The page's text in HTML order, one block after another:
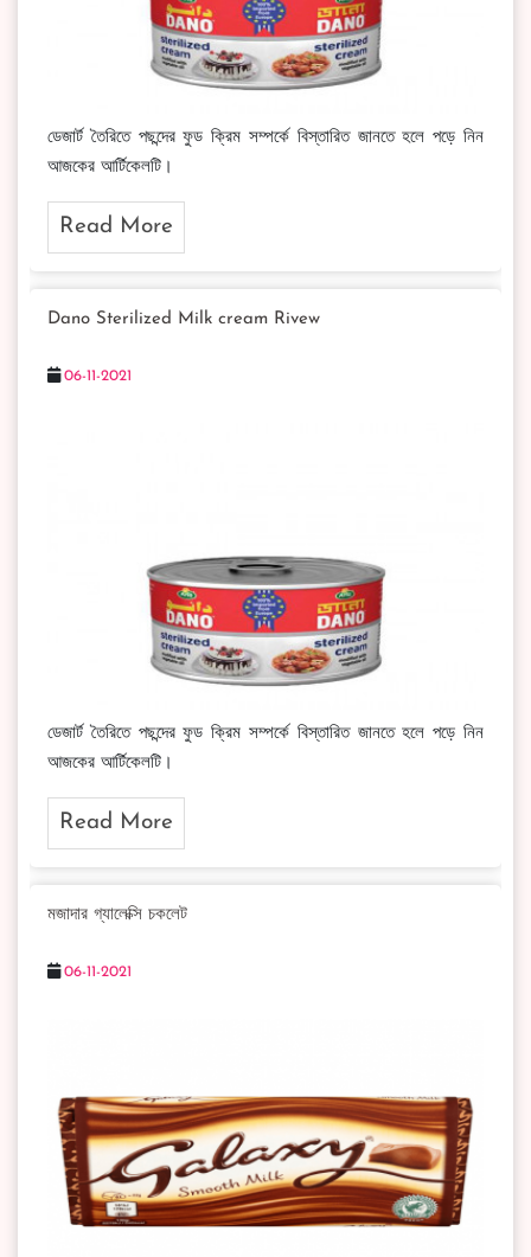
ডেজার্ট তৈরিতে পছন্দের ফুড ক্রিম সম্পর্কে বিস্তারিত জানতে হলে পড়ে নিন
আজকের আর্টিকেলটি।
Read More
Dano Sterilized Milk cream Rivew
06-11-2021
ডেজার্ট তৈরিতে পছন্দের ফুড ক্রিম সম্পর্কে বিস্তারিত জানতে হলে পড়ে নিন
আজকের আর্টিকেলটি।
Read More
মজাদার গ্যালেক্সি চকলেট
06-11-2021